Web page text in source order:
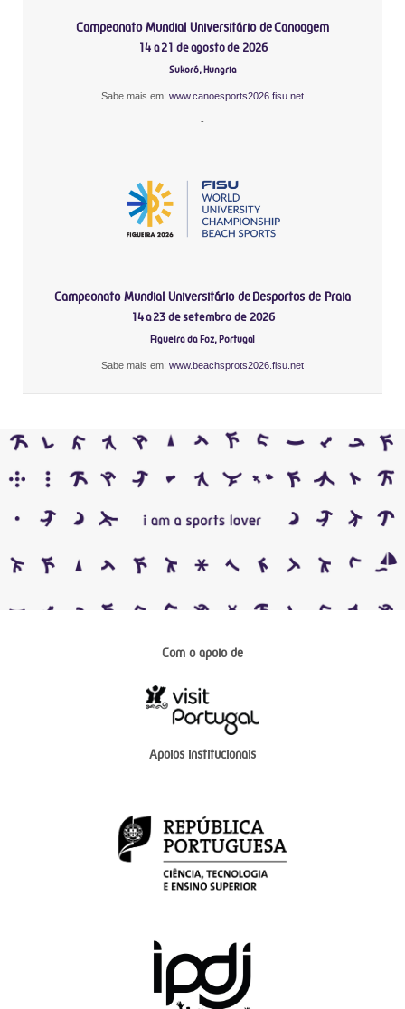
Campeonato Mundial Universitário de Canoagem
14 a 21 de agosto de 2026
Sukoró, Hungria
Sabe mais em: www.canoesports2026.fisu.net
-
Campeonato Mundial Universitário de Desportos de Praia
14 a 23 de setembro de 2026
Figueira da Foz, Portugal
Sabe mais em: www.beachsprots2026.fisu.net
Com o apoio de
Apoios institucionais